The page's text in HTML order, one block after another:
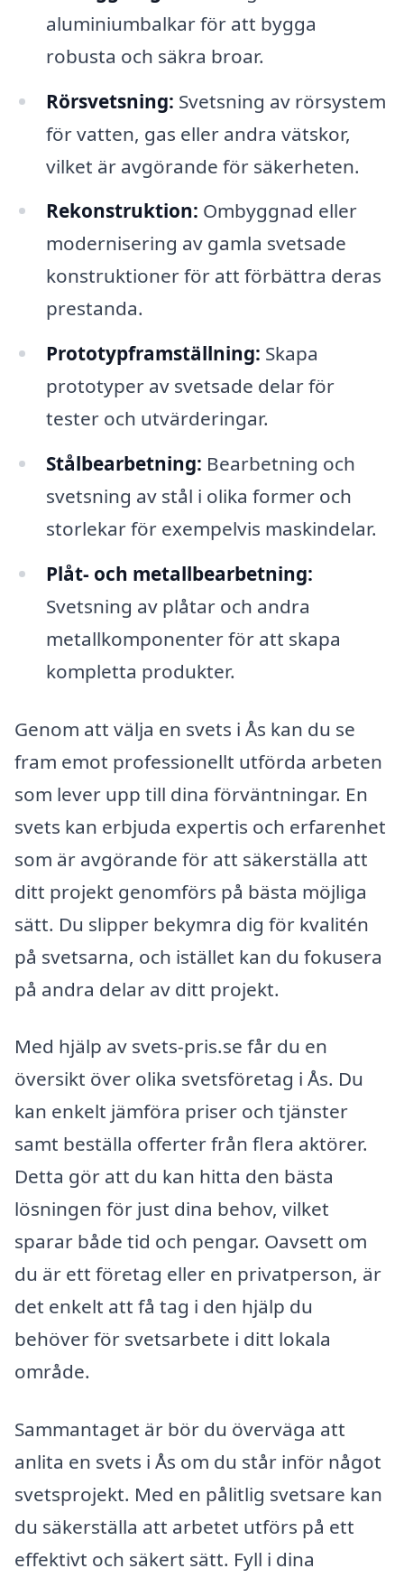
aluminiumbalkar för att bygga
robusta och säkra broar.
Rörsvetsning: Svetsning av rörsystem
för vatten, gas eller andra vätskor,
vilket är avgörande för säkerheten.
Rekonstruktion: Ombyggnad eller
modernisering av gamla svetsade
konstruktioner för att förbättra deras
prestanda.
Prototypframställning: Skapa
prototyper av svetsade delar för
tester och utvärderingar.
Stålbearbetning: Bearbetning och
svetsning av stål i olika former och
storlekar för exempelvis maskindelar.
Plåt- och metallbearbetning:
Svetsning av plåtar och andra
metallkomponenter för att skapa
kompletta produkter.
Genom att välja en svets i Ås kan du se
fram emot professionellt utförda arbeten
som lever upp till dina förväntningar. En
svets kan erbjuda expertis och erfarenhet
som är avgörande för att säkerställa att
ditt projekt genomförs på bästa möjliga
sätt. Du slipper bekymra dig för kvalitén
på svetsarna, och istället kan du fokusera
på andra delar av ditt projekt.
Med hjälp av svets-pris.se får du en
översikt över olika svetsföretag i Ås. Du
kan enkelt jämföra priser och tjänster
samt beställa offerter från flera aktörer.
Detta gör att du kan hitta den bästa
lösningen för just dina behov, vilket
sparar både tid och pengar. Oavsett om
du är ett företag eller en privatperson, är
det enkelt att få tag i den hjälp du
behöver för svetsarbete i ditt lokala
område.
Sammantaget är bör du överväga att
anlita en svets i Ås om du står inför något
svetsprojekt. Med en pålitlig svetsare kan
du säkerställa att arbetet utförs på ett
effektivt och säkert sätt. Fyll i dina